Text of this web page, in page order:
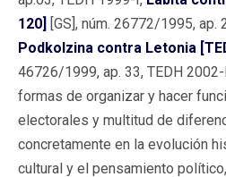
120] [GS], núm. 26772/1995, ap.
Podkolzina contra Letonia
46726/1999, ap. 33, TEDH
formas de organizar y hacer
electorales y multitud de
concretamente en la evolución
cultural y el pensamiento